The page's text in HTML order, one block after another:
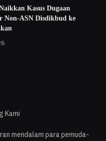
Kasus Dugaan
Non-ASN Disdikbud ke
mendalam para pemuda-